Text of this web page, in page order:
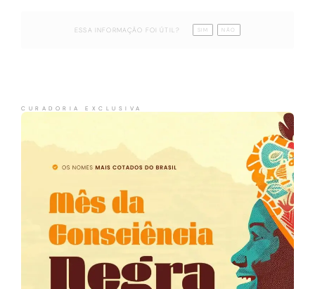
ESSA INFORMAÇÃO FOI ÚTIL? SIM NÃO
CURADORIA EXCLUSIVA